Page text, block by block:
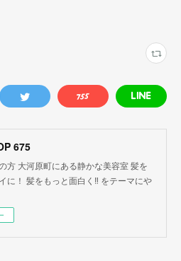
675
方 大河原町にある静かな美容室 髪を
に！ 髪をもっと面白く‼︎ をテーマにや